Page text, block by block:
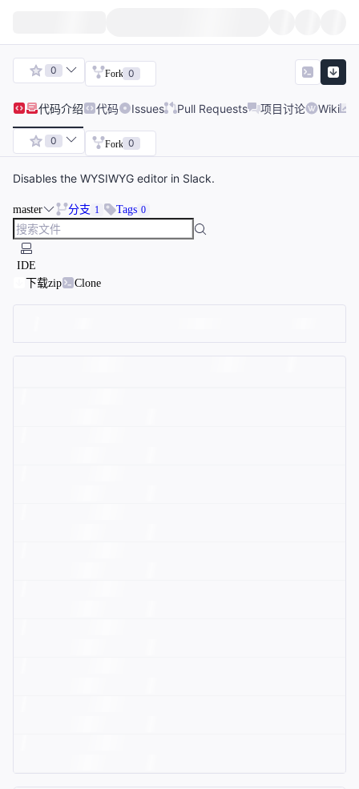
0 Fork 0
代码介绍 代码 Issues Pull Requests 项目讨论 Wiki
0 Fork 0
Disables the WYSIWYG editor in Slack.
master 分支 1 Tags 0
IDE
下载zip
Clone